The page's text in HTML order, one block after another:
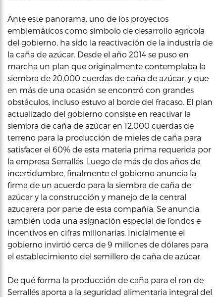
Ante este panorama, uno de los proyectos
emblemáticos como símbolo de desarrollo agrícola
del gobierno, ha sido la reactivación de la industria de
la caña de azúcar. Desde el año 2014 se puso en
marcha un plan que originalmente contemplaba la
siembra de 20,000 cuerdas de caña de azúcar, y que
en más de una ocasión se encontró con grandes
obstáculos, incluso estuvo al borde del fracaso. El plan
actualizado del gobierno consiste en reactivar la
siembra de caña de azúcar en 12,000 cuerdas de
terreno para la producción de mieles de caña para
satisfacer el 60% de esta materia prima requerida por
la empresa Serrallés. Luego de más de dos años de
incertidumbre, finalmente el gobierno anuncia la
firma de un acuerdo para la siembra de caña de
azúcar y la construcción y manejo de la central
azucarera por parte de esta compañía. Se anuncia
también toda una asignación especial de fondos e
incentivos en cifras millonarias. Inicialmente el
gobierno invirtió cerca de 9 millones de dólares para
el establecimiento del semillero de caña de azúcar.
De qué forma la producción de caña para el ron de
Serrallés aporta a la seguridad alimentaria integral del